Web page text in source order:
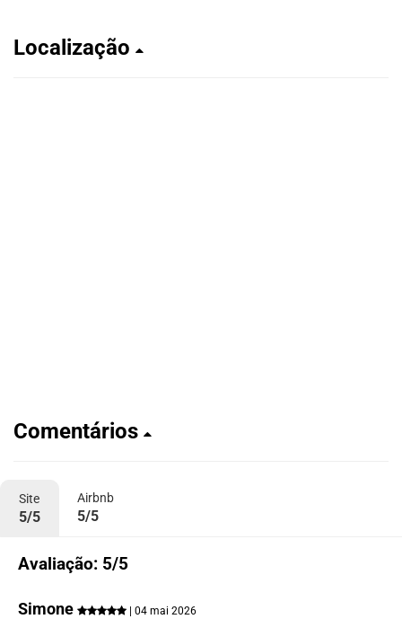
Localização
Comentários
Site
5/5
Airbnb
5/5
Avaliação: 5/5
Simone | 04 mai 2026